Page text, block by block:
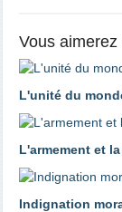
Vous aimerez
L'unité du
L'armement et
Indignation